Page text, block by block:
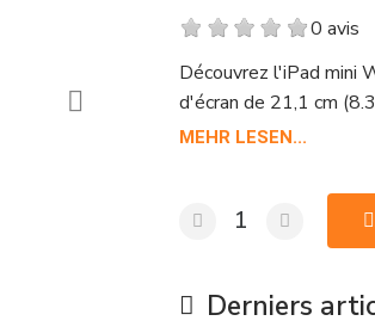
0 avis
Découvrez l'iPad mini
d'écran de 21,1 cm
expérience visuelle de
vos moments
mobile est optimisée
une connexion rapide
maintenant sur
MEHR LESEN...
Derniers